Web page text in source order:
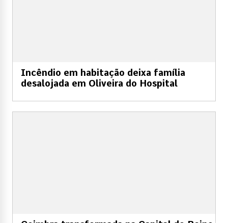
Incêndio em habitação deixa família
desalojada em Oliveira do Hospital